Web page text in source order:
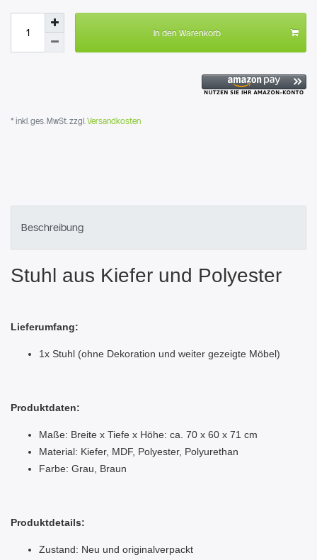
In den Warenkorb
* inkl. ges. MwSt. zzgl. Versandkosten
Beschreibung
Stuhl aus Kiefer und Polyester
Lieferumfang:
1x Stuhl (ohne Dekoration und weiter gezeigte Möbel)
Produktdaten:
Maße: Breite x Tiefe x Höhe: ca. 70 x 60 x 71 cm
Material: Kiefer, MDF, Polyester, Polyurethan
Farbe: Grau, Braun
Produktdetails:
Zustand: Neu und originalverpackt